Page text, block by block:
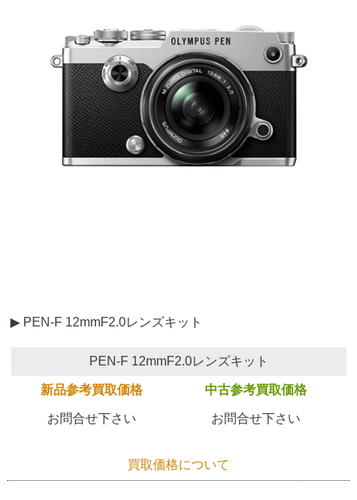
▶ PEN-F 12mmF2.0レンズキット
PEN-F 12mmF2.0レンズキット
新品参考買取価格 中古参考買取価格
お問合せ下さい お問合せ下さい
買取価格について